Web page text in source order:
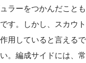
ラーをつかんだこ
す。しかし、スカウ
用していると言える
。編成サイドには、